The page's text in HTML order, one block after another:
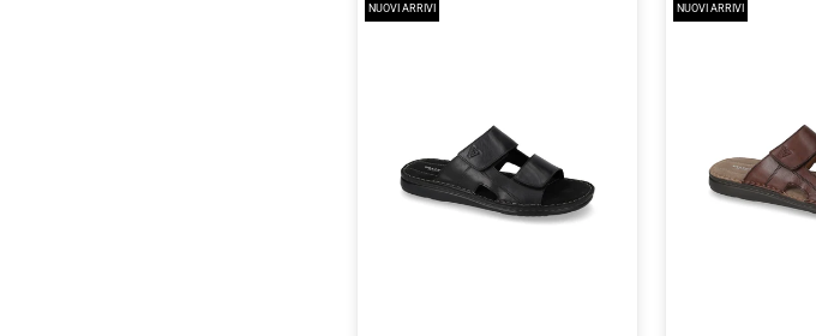
NUOVI ARRIVI NUOVI ARRIVI